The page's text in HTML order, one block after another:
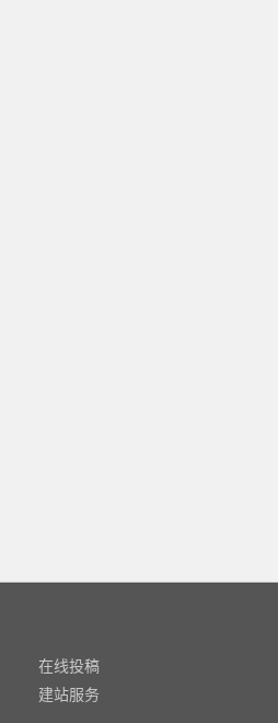
在线投稿
建站服务